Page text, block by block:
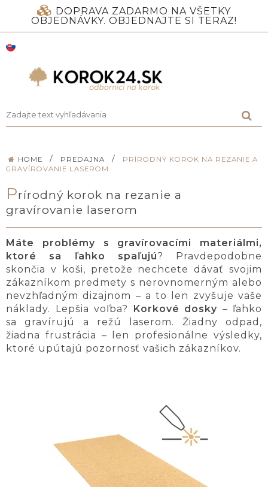
DOPRAVA ZADARMO NA VŠETKY
OBJEDNÁVKY. OBJEDNAJTE SI TERAZ!
HOME / PREDAJNA /
PRÍRODNÝ KOROK NA REZANIE A
GRAVÍROVANIE LASEROM
Prírodný korok na rezanie a
gravírovanie laserom
Máte problémy s gravírovacími materiálmi,
ktoré sa ľahko spaľujú? Pravdepodobne
skončia v koši, pretože nechcete dávať svojim
zákazníkom predmety s nerovnomerným alebo
nevzhľadným dizajnom – a to len zvyšuje vaše
náklady. Lepšia voľba?
Korkové dosky – ľahko
sa gravírujú a režú laserom. Žiadny odpad,
žiadna frustrácia – len profesionálne výsledky,
ktoré upútajú pozornosť vašich zákazníkov.